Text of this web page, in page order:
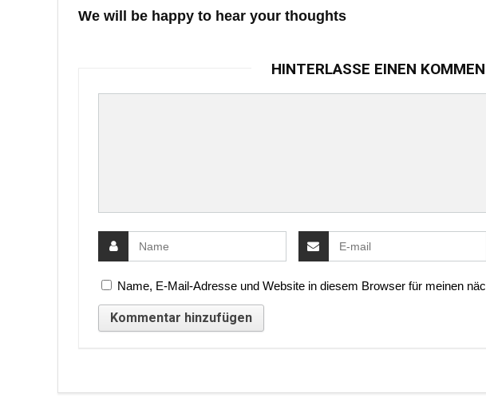
We will be happy to hear your thoughts
HINTERLASSE EINEN
Name, E-Mail-Adresse und Website in diesem Browser für meinen